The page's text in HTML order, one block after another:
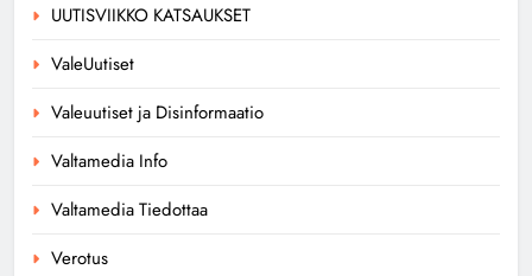
UUTISVIIKKO KATSAUKSET
ValeUutiset
Valeuutiset ja Disinformaatio
Valtamedia Info
Valtamedia Tiedottaa
Verotus